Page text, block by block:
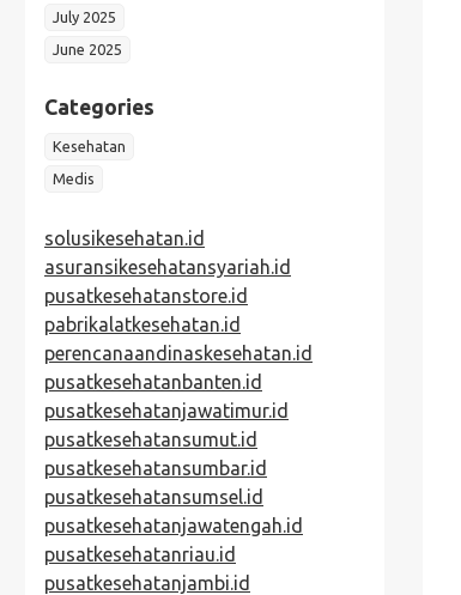
July 2025
June 2025
Categories
Kesehatan
Medis
solusikesehatan.id
asuransikesehatansyariah.id
pusatkesehatanstore.id
pabrikalatkesehatan.id
perencanaandinaskesehatan.id
pusatkesehatanbanten.id
pusatkesehatanjawatimur.id
pusatkesehatansumut.id
pusatkesehatansumbar.id
pusatkesehatansumsel.id
pusatkesehatanjawatengah.id
pusatkesehatanriau.id
pusatkesehatanjambi.id